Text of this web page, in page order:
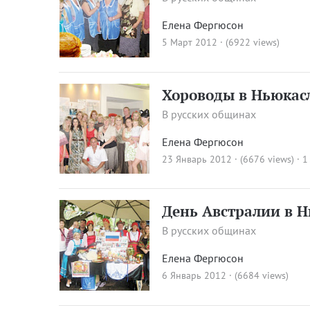
Елена Фергюсон
5 Март 2012 · (6922 views)
Хороводы в
В русских общинах
Елена Фергюсон
23 Январь 2012 · (6676 views) ·
День Австралии в
В русских общинах
Елена Фергюсон
6 Январь 2012 · (6684 views)